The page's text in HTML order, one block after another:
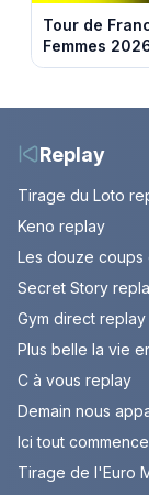
Tour de
Femmes
et horaires
Replay
Tirage du Loto
Keno replay
Les douze coups
Secret Story
Gym direct replay
Plus belle la vie
C à vous replay
Demain nous
Ici tout
Tirage de l'Euro